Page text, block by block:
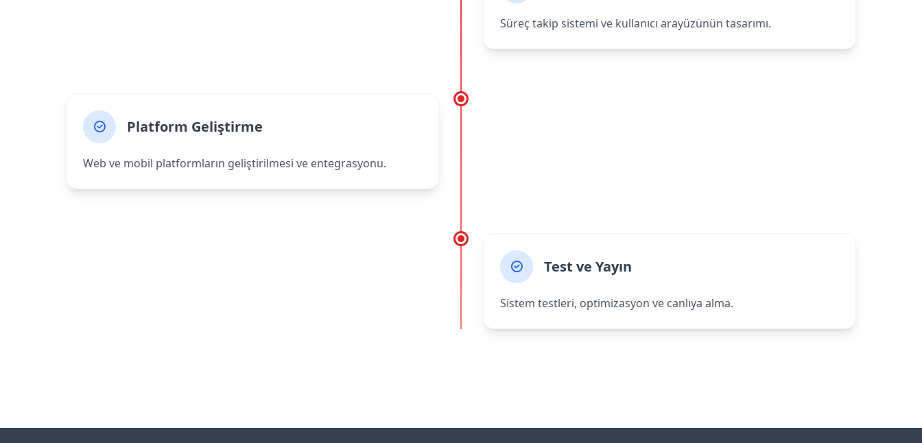
Süreç takip sistemi ve kullanıcı arayüzünün tasarımı.
Platform Geliştirme
Web ve mobil platformların geliştirilmesi ve entegrasyonu.
Test ve Yayın
Sistem testleri, optimizasyon ve canlıya alma.